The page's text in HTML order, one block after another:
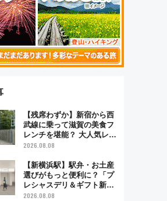
【残席わずか】新宿から西
武線に乗って滋賀の美食フ
レンチを堪能？ 大人気レス
トラン列車「52席の至福」
の特別コラボ
2026.08.08
【新横浜駅】駅弁・お土産
選びがもっと便利に？「プ
レシャスデリ＆ギフト新横
浜」がオープン 場所や営
2026.08.08